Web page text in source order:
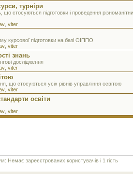
турніри
стосуються підготовки і проведення
viter
курсової підготовки на базі ОІППО
viter
знань
дослідження
viter
що стосуються усіх рівнів управління освітою
viter
освіти
viter
Немає зареєстрованих користувачів і 1 гість